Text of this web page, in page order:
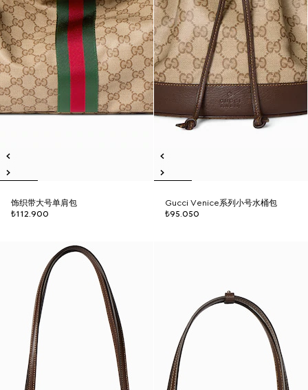
饰织带大号单肩包
₺112.900
Gucci Venice系列小号水桶包
₺95.050